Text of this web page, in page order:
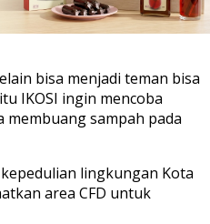
bisa menjadi teman bisa
IKOSI ingin mencoba
sampah pada
lingkungan Kota
area CFD untuk